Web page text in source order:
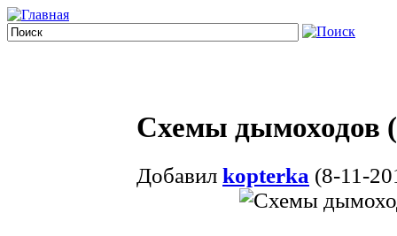
Схемы дымоходов
Добавил kopterka (8-11-